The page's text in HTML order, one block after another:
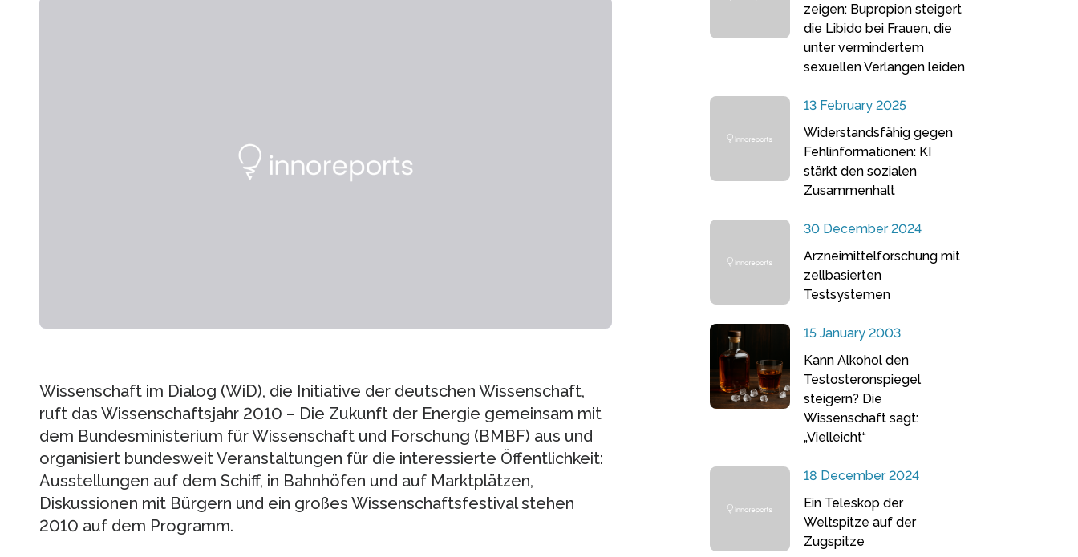
Wissenschaft im Dialog (WiD), die Initiative der deutschen Wissenschaft,
ruft das Wissenschaftsjahr 2010 – Die Zukunft der Energie gemeinsam mit
dem Bundesministerium für Wissenschaft und Forschung (BMBF) aus und
organisiert bundesweit Veranstaltungen für die interessierte Öffentlichkeit:
Ausstellungen auf dem Schiff, in Bahnhöfen und auf Marktplätzen,
Diskussionen mit Bürgern und ein großes Wissenschaftsfestival stehen
2010 auf dem Programm.
zeigen: Bupropion steigert
die Libido bei Frauen, die
unter vermindertem
sexuellen Verlangen leiden
13 February 2025
Widerstandsfähig gegen
Fehlinformationen: KI
stärkt den sozialen
Zusammenhalt
30 December 2024
Arzneimittelforschung mit
zellbasierten
Testsystemen
15 January 2003
Kann Alkohol den
Testosteronspiegel
steigern? Die
Wissenschaft sagt:
„Vielleicht“
18 December 2024
Ein Teleskop der
Weltspitze auf der
Zugspitze